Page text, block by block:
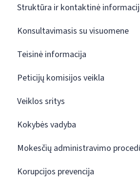
Struktūra ir kontaktinė
Konsultavimasis su visuomene
Teisinė informacija
Peticijų komisijos veikla
Veiklos sritys
Kokybės vadyba
Mokesčių administravimo
Korupcijos prevencija